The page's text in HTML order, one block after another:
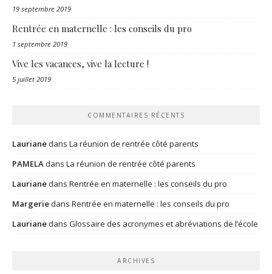
19 septembre 2019
Rentrée en maternelle : les conseils du pro
1 septembre 2019
Vive les vacances, vive la lecture !
5 juillet 2019
COMMENTAIRES RÉCENTS
Laurianedans La réunion de rentrée côté parents
PAMELAdans La réunion de rentrée côté parents
Laurianedans Rentrée en maternelle : les conseils du pro
Margeriedans Rentrée en maternelle : les conseils du pro
Laurianedans Glossaire des acronymes et abréviations de l’école
ARCHIVES